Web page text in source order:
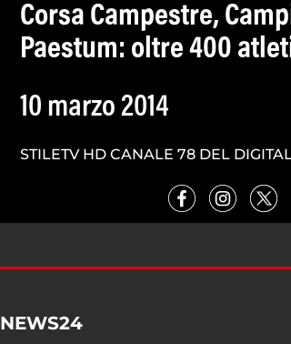
Corsa Campestre,
Paestum: oltre 400
10 marzo 2014
STILETV HD CANALE 78 DEL
NEWS24